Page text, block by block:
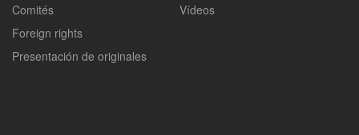
Comités
Foreign rights
Presentación de originales
Vídeos